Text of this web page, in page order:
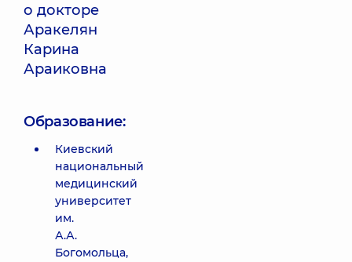
о докторе
Аракелян
Карина
Араиковна
Образование:
Киевский
национальный
медицинский
университет
им.
А.А.
Богомольца,